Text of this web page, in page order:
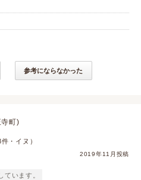
参考にならなかった
町)
・イヌ）
2019年11月投稿
ています。